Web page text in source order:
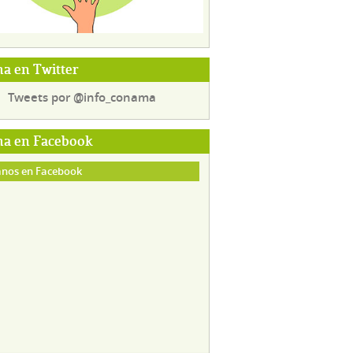
en Twitter
Tweets por @info_conama
en Facebook
en Facebook